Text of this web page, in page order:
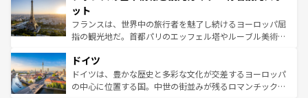
なお、新着のイタリア情報は
しい。
れる闘牛、そして美味しいタパスが生活の一部となってい
る。首都マドリードの洗練された雰囲気や、バルセロナの
アートに溢れた街角から、地方では古代ローマ遺跡や中世
せる。地方によって風土や気候が異なるスペインはその個
性で訪れる人を魅了する。 なお、新着のスペイン情報は コ
ンテンツ一覧を参照してほしい。
ット
フランスは、世界中の旅行者を魅了し続けるヨーロッパ屈
指の観光地だ。首都パリのエッフェル塔やルーブル美術館
で、幅広い魅力が詰まっている。華麗な宮殿、歴史的な大
聖堂、美しいビーチ、そして豊かな自然が、訪れる者を心
から魅了する。また、フランスは美食の国としても知ら
ドイツ
ドイツは、豊かな歴史と多彩な文化が交差するヨーロッパ
の中心に位置する国。中世の街並みが残るロマンチック街